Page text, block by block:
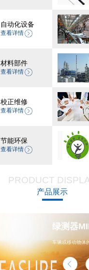
自动化设备
查看详情
材料部件
查看详情
校正维修
查看详情
节能环保
查看详情
PRODUCT
产品展示
绿测器
车辆或移动物体
机，汽车配件，